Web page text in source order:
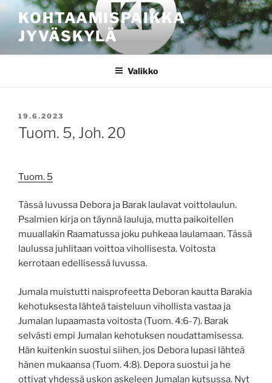
sisältöönKOHTAAMISPAIKKA
JYVÄSKYLÄ
Valikko
JULKAISTU
19.6.2023
Tuom. 5, Joh. 20
Tuom. 5
Tässä luvussa Debora ja Barak laulavat voittolaulun.
Psalmien kirja on täynnä lauluja, mutta paikoitellen
muuallakin Raamatussa joku puhkeaa laulamaan. Tässä
laulussa juhlitaan voittoa vihollisesta. Voitosta
kerrotaan edellisessä luvussa.
Jumala muistutti naisprofeetta Deboran kautta Barakia
kehotuksesta lähteä taisteluun vihollista vastaa ja
Jumalan lupaamasta voitosta (Tuom. 4:6-7). Barak
selvästi empi Jumalan kehotuksen noudattamisessa.
Hän kuitenkin suostui siihen, jos Debora lupasi lähteä
hänen mukaansa (Tuom. 4:8). Depora suostui ja he
ottivat yhdessä uskon askeleen Jumalan kutsussa. Nyt